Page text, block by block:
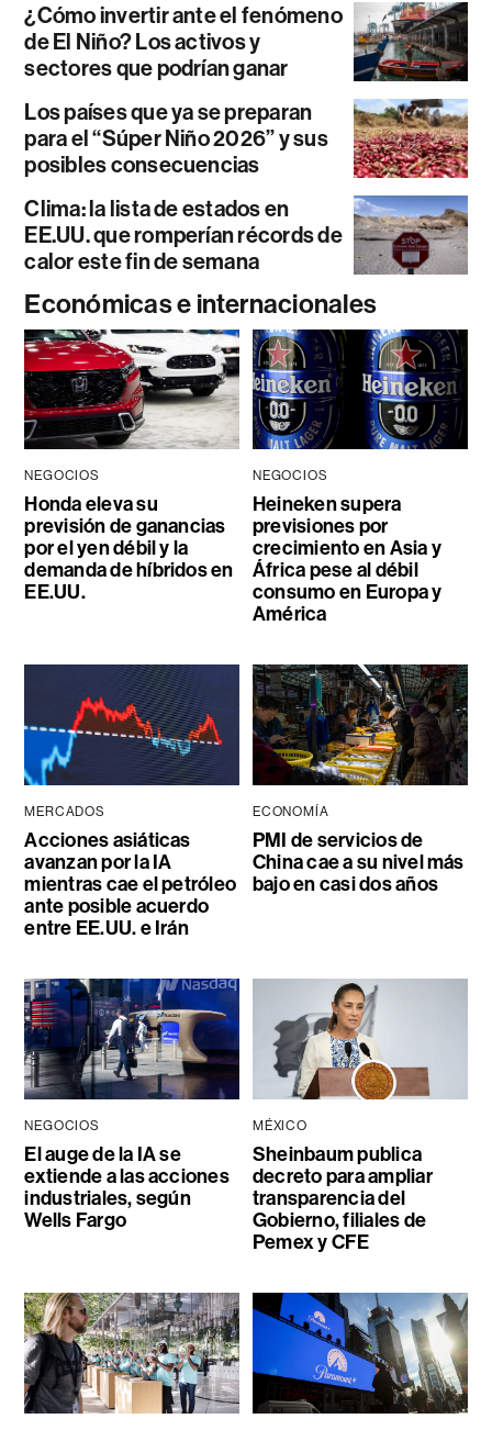
¿Cómo invertir ante el fenómeno
de El Niño? Los activos y
sectores que podrían ganar
Los países que ya se preparan
para el “Súper Niño 2026” y sus
posibles consecuencias
Clima: la lista de estados en
EE.UU. que romperían récords de
calor este fin de semana
Económicas e internacionales
NEGOCIOS
Honda eleva su
previsión de ganancias
por el yen débil y la
demanda de híbridos en
EE.UU.
NEGOCIOS
Heineken supera
previsiones por
crecimiento en Asia y
África pese al débil
consumo en Europa y
América
MERCADOS
Acciones asiáticas
avanzan por la IA
mientras cae el petróleo
ante posible acuerdo
entre EE.UU. e Irán
ECONOMÍA
PMI de servicios de
China cae a su nivel más
bajo en casi dos años
NEGOCIOS
El auge de la IA se
extiende a las acciones
industriales, según
Wells Fargo
MÉXICO
Sheinbaum publica
decreto para ampliar
transparencia del
Gobierno, filiales de
Pemex y CFE